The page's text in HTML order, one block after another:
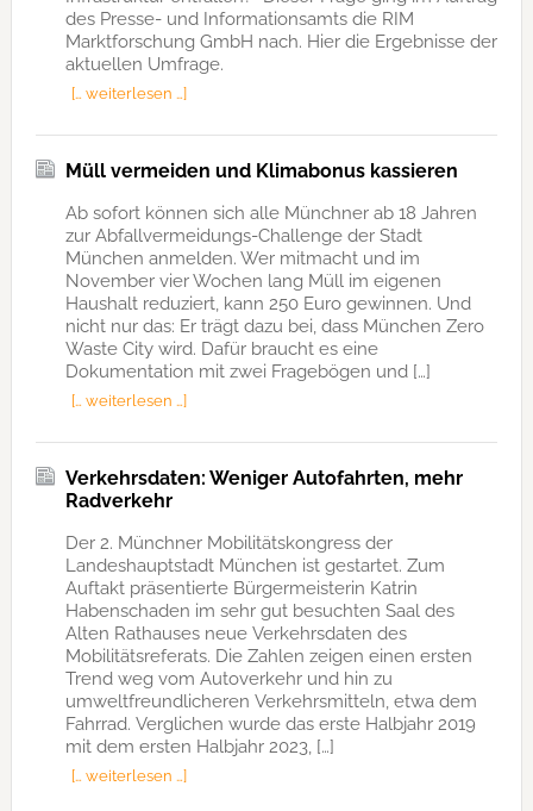
des Presse- und Informationsamts die RIM
Marktforschung GmbH nach. Hier die Ergebnisse der
aktuellen Umfrage.
[… weiterlesen …]
Müll vermeiden und Klimabonus kassieren
Ab sofort können sich alle Münchner ab 18 Jahren
zur Abfallvermeidungs-Challenge der Stadt
München anmelden. Wer mitmacht und im
November vier Wochen lang Müll im eigenen
Haushalt reduziert, kann 250 Euro gewinnen. Und
nicht nur das: Er trägt dazu bei, dass München Zero
Waste City wird. Dafür braucht es eine
Dokumentation mit zwei Fragebögen und […]
[… weiterlesen …]
Verkehrsdaten: Weniger Autofahrten, mehr
Radverkehr
Der 2. Münchner Mobilitätskongress der
Landeshauptstadt München ist gestartet. Zum
Auftakt präsentierte Bürgermeisterin Katrin
Habenschaden im sehr gut besuchten Saal des
Alten Rathauses neue Verkehrsdaten des
Mobilitätsreferats. Die Zahlen zeigen einen ersten
Trend weg vom Autoverkehr und hin zu
umweltfreundlicheren Verkehrsmitteln, etwa dem
Fahrrad. Verglichen wurde das erste Halbjahr 2019
mit dem ersten Halbjahr 2023, […]
[… weiterlesen …]